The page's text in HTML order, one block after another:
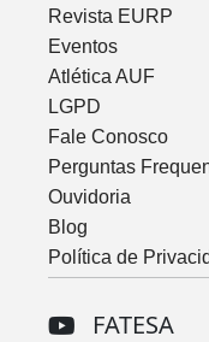
Revista EURP
Eventos
Atlética AUF
LGPD
Fale Conosco
Perguntas
Ouvidoria
Blog
Política de
FATESA